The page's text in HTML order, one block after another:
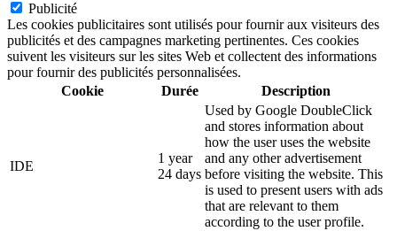
Publicité
Les cookies publicitaires sont utilisés pour fournir aux visiteurs des
publicités et des campagnes marketing pertinentes. Ces cookies
suivent les visiteurs sur les sites Web et collectent des informations
pour fournir des publicités personnalisées.
Cookie
Durée Description
IDE
1 year
24 days
Used by Google DoubleClick
and stores information about
how the user uses the website
and any other advertisement
before visiting the website. This
is used to present users with ads
that are relevant to them
according to the user profile.